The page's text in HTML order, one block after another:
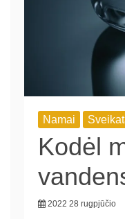
Namai
Kodėl
2022 28 rugpjūčio